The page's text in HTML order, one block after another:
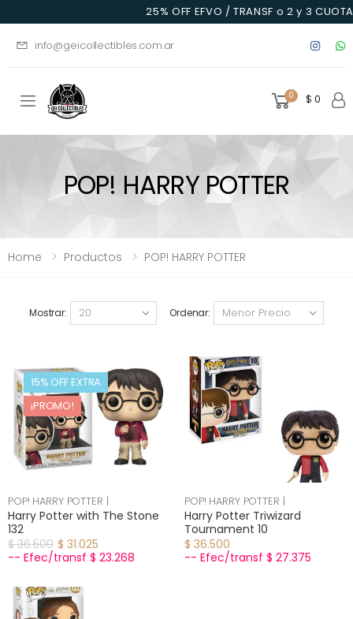
25% OFF EFVO / TRANSF o 2 y 3
info@geicollectibles.com.ar
Toggle mobile menu
0 $ 0
POP! HARRY POTTER
Home Productos POP! HARRY POTTER
Mostrar: Ordenar:
15% OFF EXTRA
¡PROMO!
POP! HARRY POTTER |
Harry Potter with The Stone
132
$ 36.500 $ 31.025
-- Efec/transf $ 23.268
POP! HARRY POTTER |
Harry Potter Triwizard
Tournament 10
$ 36.500
-- Efec/transf $ 27.375